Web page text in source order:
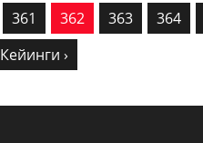
361 362 363 364
Кейинги ›